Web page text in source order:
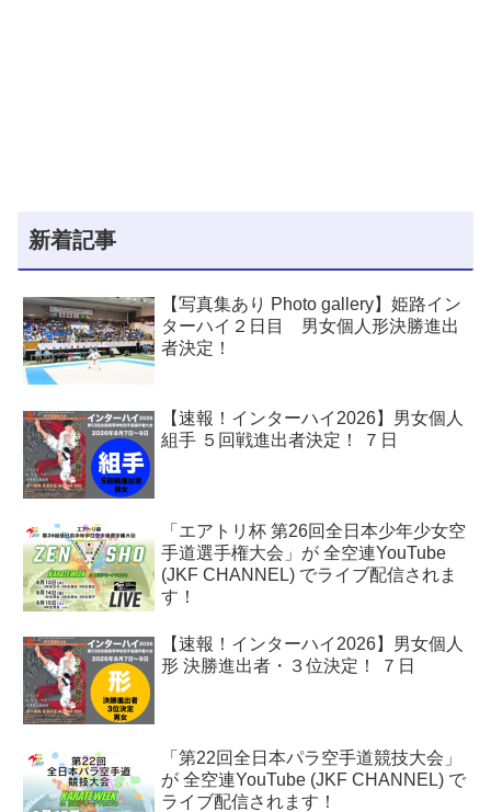
新着記事
【写真集あり Photo gallery】姫路イン
ターハイ２日目 男女個人形決勝進出
者決定！
【速報！インターハイ2026】男女個人
組手 ５回戦進出者決定！ ７日
「エアトリ杯 第26回全日本少年少女空
手道選手権大会」が 全空連YouTube
(JKF CHANNEL) でライブ配信されま
す！
【速報！インターハイ2026】男女個人
形 決勝進出者・３位決定！ ７日
「第22回全日本パラ空手道競技大会」
が 全空連YouTube (JKF CHANNEL) で
ライブ配信されます！